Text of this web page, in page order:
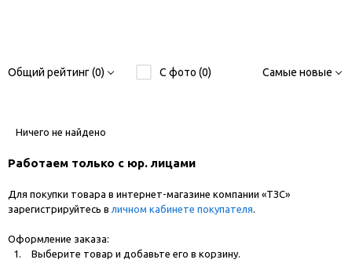
Общий рейтинг (0) С фото (0) Самые новые
Ничего не найдено
Работаем только с юр. лицами
Для покупки товара в интернет-магазине компании «ТЗС»
зарегистрируйтесь в личном кабинете покупателя
Оформление заказа:
Выберите товар и добавьте его в корзину.